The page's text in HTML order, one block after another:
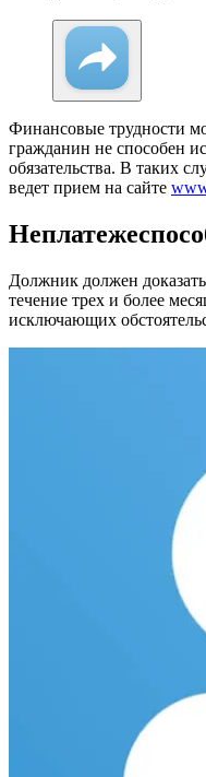
Финансовые трудности
гражданин не способен
обязательства. В таких
ведет прием на сайте
Должник должен
течение трех и более
исключающих